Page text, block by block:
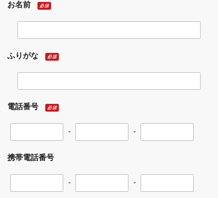
お名前 必須
ふりがな 必須
電話番号 必須
- -
携帯電話番号
- -